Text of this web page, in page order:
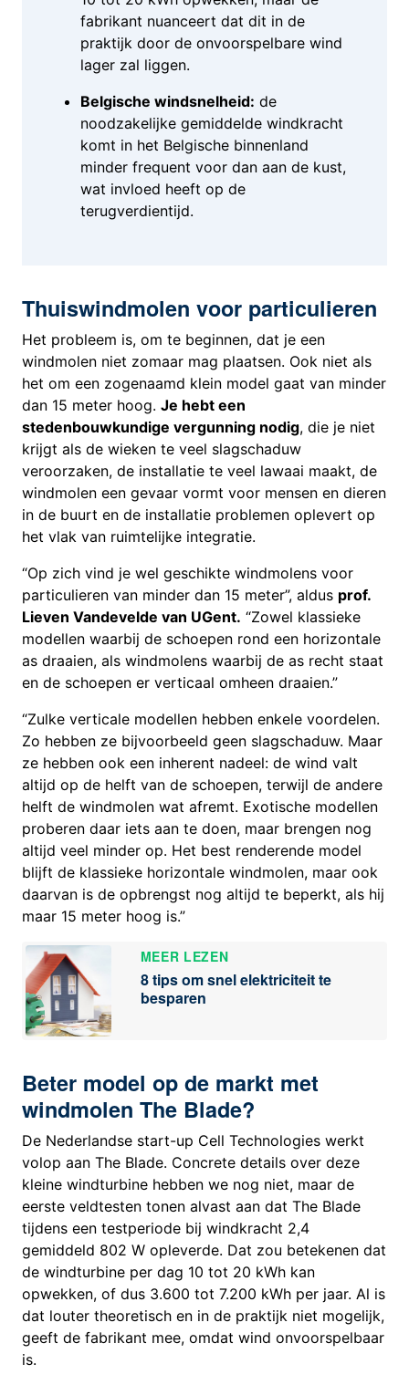
fabrikant nuanceert dat dit in de
praktijk door de onvoorspelbare wind
lager zal liggen.
Belgische windsnelheid: de
noodzakelijke gemiddelde windkracht
komt in het Belgische binnenland
minder frequent voor dan aan de kust,
wat invloed heeft op de
terugverdientijd.
Thuiswindmolen voor particulieren
Het probleem is, om te beginnen, dat je een
windmolen niet zomaar mag plaatsen. Ook niet als
het om een zogenaamd klein model gaat van minder
dan 15 meter hoog.Je hebt een
stedenbouwkundige vergunning nodig, die je niet
krijgt als de wieken te veel slagschaduw
veroorzaken, de installatie te veel lawaai maakt, de
windmolen een gevaar vormt voor mensen en dieren
in de buurt en de installatie problemen oplevert op
het vlak van ruimtelijke integratie.
“Op zich vind je wel geschikte windmolens voor
particulieren van minder dan 15 meter”, aldus prof.
Lieven Vandevelde van UGent. “Zowel klassieke
modellen waarbij de schoepen rond een horizontale
as draaien, als windmolens waarbij de as recht staat
en de schoepen er verticaal omheen draaien.”
“Zulke verticale modellen hebben enkele voordelen.
Zo hebben ze bijvoorbeeld geen slagschaduw. Maar
ze hebben ook een inherent nadeel: de wind valt
altijd op de helft van de schoepen, terwijl de andere
helft de windmolen wat afremt. Exotische modellen
proberen daar iets aan te doen, maar brengen nog
altijd veel minder op. Het best renderende model
blijft de klassieke horizontale windmolen, maar ook
daarvan is de opbrengst nog altijd te beperkt, als hij
maar 15 meter hoog is.”
MEER LEZEN
8 tips om snel elektriciteit te
besparen
Beter model op de markt met
windmolen The Blade?
De Nederlandse start-up Cell Technologies werkt
volop aan The Blade. Concrete details over deze
kleine windturbine hebben we nog niet, maar de
eerste veldtesten tonen alvast aan dat The Blade
tijdens een testperiode bij windkracht 2,4
gemiddeld 802 W opleverde. Dat zou betekenen dat
de windturbine per dag 10 tot 20 kWh kan
opwekken, of dus 3.600 tot 7.200 kWh per jaar. Al is
dat louter theoretisch en in de praktijk niet mogelijk,
geeft de fabrikant mee, omdat wind onvoorspelbaar
is.